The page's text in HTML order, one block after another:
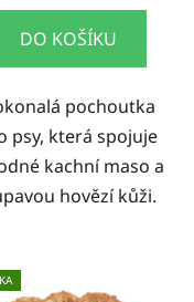
DO KOŠÍKU
pochoutka
psy, která spojuje
kachní maso a
hovězí kůži.